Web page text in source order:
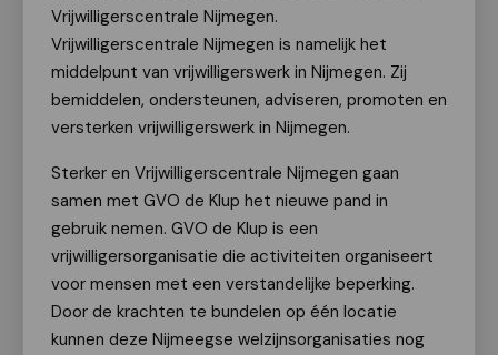
Vrijwilligerscentrale Nijmegen.
Vrijwilligerscentrale Nijmegen is namelijk het
middelpunt van vrijwilligerswerk in Nijmegen. Zij
bemiddelen, ondersteunen, adviseren, promoten en
versterken vrijwilligerswerk in Nijmegen.
Sterker en Vrijwilligerscentrale Nijmegen gaan
samen met GVO de Klup het nieuwe pand in
gebruik nemen. GVO de Klup is een
vrijwilligersorganisatie die activiteiten organiseert
voor mensen met een verstandelijke beperking.
Door de krachten te bundelen op één locatie
kunnen deze Nijmeegse welzijnsorganisaties nog